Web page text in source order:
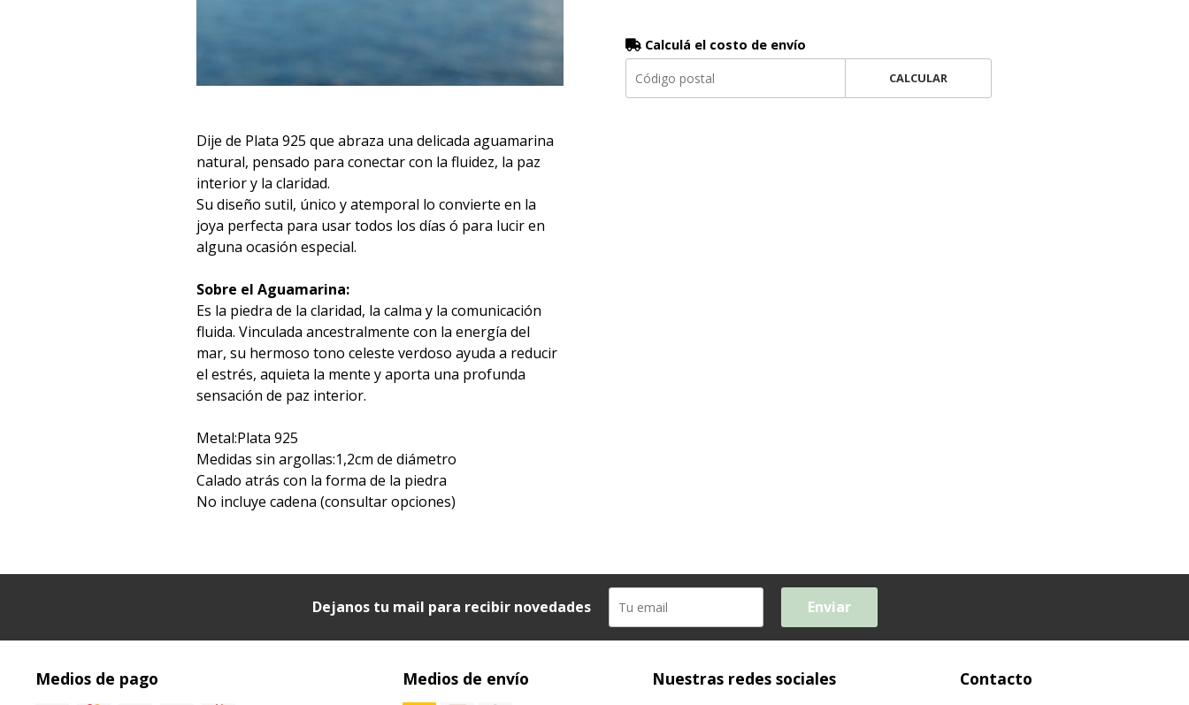
Dije de Plata 925 que abraza una delicada aguamarina
natural, pensado para conectar con la fluidez, la paz
interior y la claridad.
Su diseño sutil, único y atemporal lo convierte en la
joya perfecta para usar todos los días ó para lucir en
alguna ocasión especial.
Sobre el Aguamarina:
Es la piedra de la claridad, la calma y la comunicación
fluida. Vinculada ancestralmente con la energía del
mar, su hermoso tono celeste verdoso ayuda a reducir
el estrés, aquieta la mente y aporta una profunda
sensación de paz interior.
Metal:Plata 925
Medidas sin argollas:1,2cm de diámetro
Calado atrás con la forma de la piedra
No incluye cadena (consultar opciones)
Calculá el costo de envío
CALCULAR
Dejanos tu mail para recibir novedades Enviar
Medios de pago Medios de envío Nuestras redes sociales Contacto